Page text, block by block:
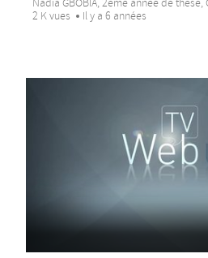
2 K vues
Il y a 6 années